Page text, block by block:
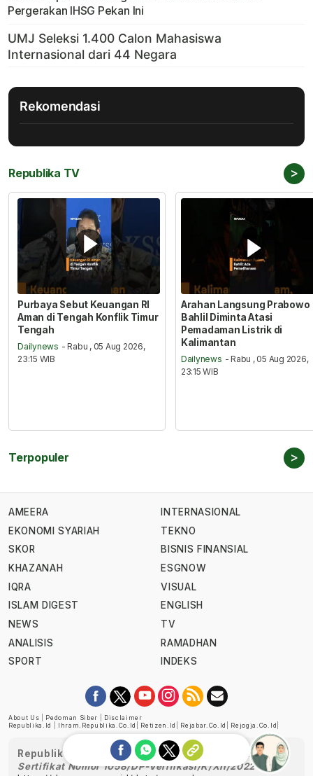
Pergerakan IHSG Pekan Ini
Rekomendasi
Republika TV >
Purbaya Sebut Keuangan RI
Aman di Tengah Konflik Timur
Tengah
Dailynews - Rabu , 05 Aug 2026,
23:15 WIB
Arahan Langsung Prabowo
Bahlil Diminta Atasi
Pemadaman Listrik di
Kalimantan
Dailynews - Rabu , 05 Aug 2026,
23:15 WIB
Terpopuler >
AMEERA
EKONOMI SYARIAH
SKOR
KHAZANAH
IQRA
ISLAM DIGEST
NEWS
ANALISIS
SPORT
INTERNASIONAL
TEKNO
BISNIS FINANSIAL
ESGNOW
VISUAL
ENGLISH
TV
RAMADHAN
INDEKS
About Us Pedoman Siber
Disclaimer
Republika.id
Ihram.republika.co.id Retizen.id Rejabar.co.id Rejogja.co.id
Republika telah diverifikasi oleh Dewan Pers
Sertifikat Nomor 1058/DP-Verifikasi/K/XII/2022